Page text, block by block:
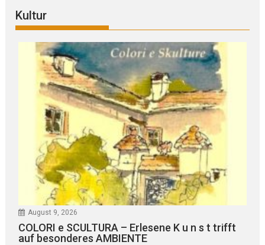
Kultur
August 9, 2026
COLORI e SCULTURA – Erlesene K u n s t trifft
auf besonderes AMBIENTE